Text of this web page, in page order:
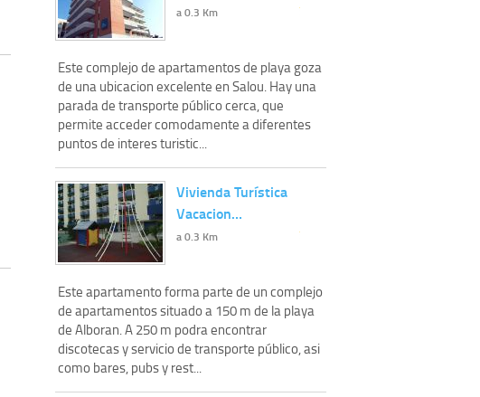
a 0.3 Km
Este complejo de apartamentos de playa goza
de una ubicacion excelente en Salou. Hay una
parada de transporte público cerca, que
permite acceder comodamente a diferentes
puntos de interes turistic...
Vivienda Turística
Vacacion…
a 0.3 Km
Este apartamento forma parte de un complejo
de apartamentos situado a 150 m de la playa
de Alboran. A 250 m podra encontrar
discotecas y servicio de transporte público, asi
como bares, pubs y rest...